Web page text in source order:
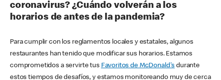
coronavirus? ¿Cuándo volverán a los
horarios de antes de la pandemia?
Para cumplir con los reglamentos locales y estatales, algunos
restaurantes han tenido que modificar sus horarios. Estamos
comprometidos a servirte tus Favoritos de McDonald's durante
estos tiempos de desafíos, y estamos monitoreando muy de cerca